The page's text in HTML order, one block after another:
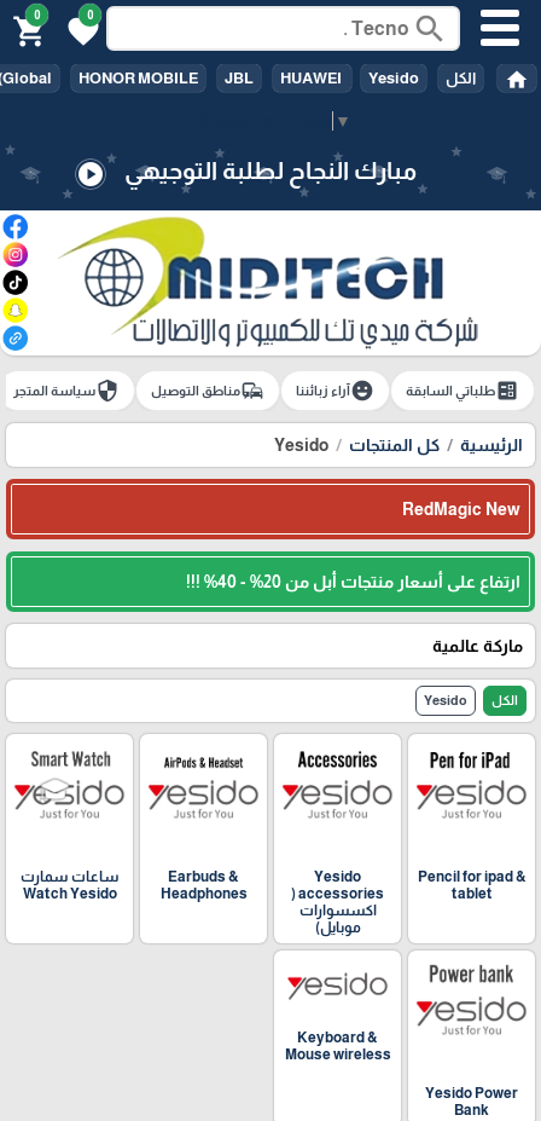
▼
search
0
favorite
0
shopping_cart
home الكل HONOR MOBILE JBL HUAWEI Yesido
مبارك النجاح لطلبة التوجيهي play_circle
ballotطلباتي السابقة emoji_emotionsآراء زبائننا commuteمناطق التوصيل securityسياسة المتجر
الرئيسية كل المنتجات Yesido
RedMagic New
ارتفاع على أسعار منتجات أبل من 20% - 40% !!!
ماركة عالمية
الكل Yesido
Pencil for ipad &
tablet
Yesido
accessories (
اكسسوارات
موبايل)
Earbuds &
Headphones
ساعات سمارت
Watch Yesido
Yesido Power
Bank
Keyboard &
Mouse wireless